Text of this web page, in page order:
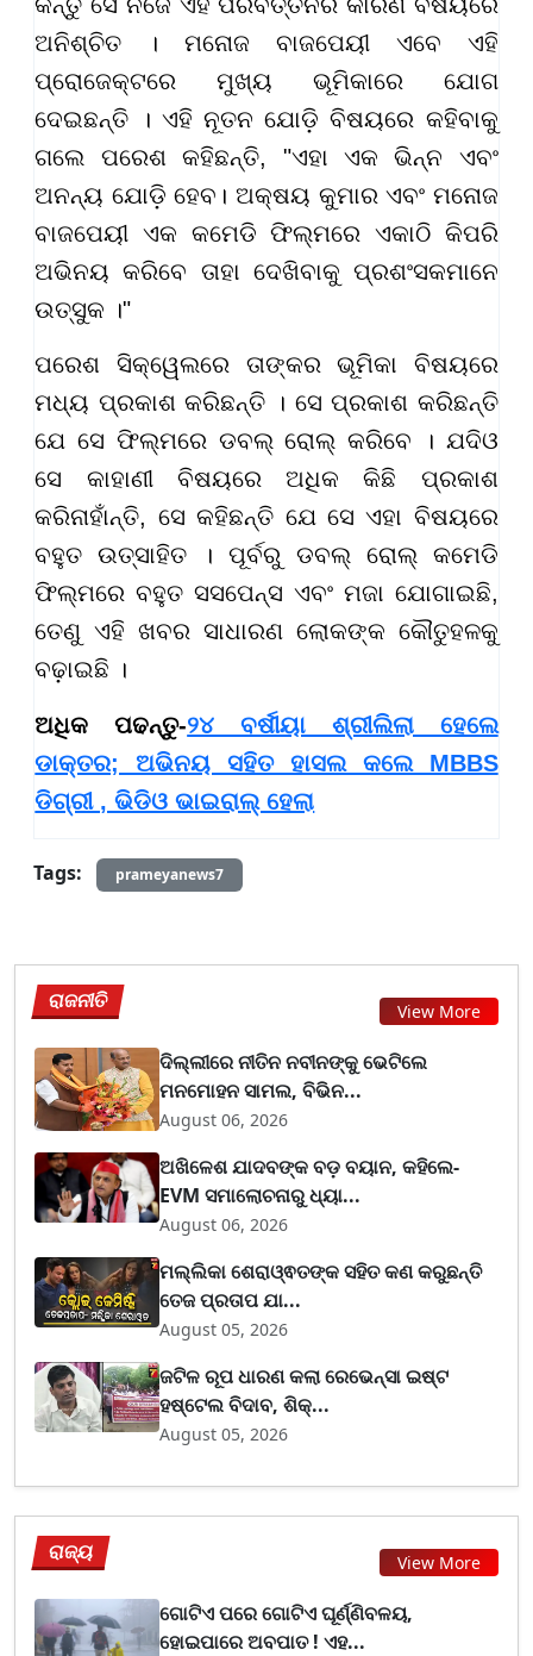
ଅନିଶ୍ଚିତ । ମନୋଜ ବାଜପେୟୀ ଏବେ ଏହି
ପ୍ରୋଜେକ୍ଟରେ ମୁଖ୍ୟ ଭୂମିକାରେ ଯୋଗ
ଦେଇଛନ୍ତି । ଏହି ନୂତନ ଯୋଡ଼ି ବିଷୟରେ କହିବାକୁ
ଗଲେ ପରେଶ କହିଛନ୍ତି, "ଏହା ଏକ ଭିନ୍ନ ଏବଂ
ଅନନ୍ୟ ଯୋଡ଼ି ହେବ। ଅକ୍ଷୟ କୁମାର ଏବଂ ମନୋଜ
ବାଜପେୟୀ ଏକ କମେଡି ଫିଲ୍ମରେ ଏକାଠି କିପରି
ଅଭିନୟ କରିବେ ତାହା ଦେଖିବାକୁ ପ୍ରଶଂସକମାନେ
ଉତ୍ସୁକ ।"
ପରେଶ ସିକ୍ୱେଲରେ ତାଙ୍କର ଭୂମିକା ବିଷୟରେ
ମଧ୍ୟ ପ୍ରକାଶ କରିଛନ୍ତି । ସେ ପ୍ରକାଶ କରିଛନ୍ତି
ଯେ ସେ ଫିଲ୍ମରେ ଡବଲ୍ ରୋଲ୍ କରିବେ । ଯଦିଓ
ସେ କାହାଣୀ ବିଷୟରେ ଅଧିକ କିଛି ପ୍ରକାଶ
କରିନାହାଁନ୍ତି, ସେ କହିଛନ୍ତି ଯେ ସେ ଏହା ବିଷୟରେ
ବହୁତ ଉତ୍ସାହିତ । ପୂର୍ବରୁ ଡବଲ୍ ରୋଲ୍ କମେଡି
ଫିଲ୍ମରେ ବହୁତ ସସପେନ୍ସ ଏବଂ ମଜା ଯୋଗାଇଛି,
ତେଣୁ ଏହି ଖବର ସାଧାରଣ ଲୋକଙ୍କ କୌତୁହଳକୁ
ବଢ଼ାଇଛି ।
ଅଧିକ ପଢନ୍ତୁ-୨୪ ବର୍ଷୀୟା ଶ୍ରୀଲିଲା ହେଲେ
ଡାକ୍ତର; ଅଭିନୟ ସହିତ ହାସଲ କଲେ MBBS
ଡିଗ୍ରୀ , ଭିଡିଓ ଭାଇରାଲ୍ ହେଲା
Tags: prameyanews7
ରାଜନୀତି View More
ଦିଲ୍ଲୀରେ ନୀତିନ ନବୀନଙ୍କୁ ଭେଟିଲେ
ମନମୋହନ ସାମଲ, ବିଭିନ...
August 06, 2026
ଅଖିଳେଶ ଯାଦବଙ୍କ ବଡ଼ ବୟାନ, କହିଲେ-
EVM ସମାଲୋଚନାରୁ ଧ୍ୟା...
August 06, 2026
ମଲ୍ଲିକା ଶେରାଓ୍ଵତଙ୍କ ସହିତ କଣ କରୁଛନ୍ତି
ତେଜ ପ୍ରତାପ ଯା...
August 05, 2026
ଜଟିଳ ରୂପ ଧାରଣ କଲା ରେଭେନ୍ସା ଇଷ୍ଟ
ହଷ୍ଟେଲ ବିଦାବ, ଶିକ୍...
August 05, 2026
ରାଜ୍ୟ View More
ଗୋଟିଏ ପରେ ଗୋଟିଏ ଘୂର୍ଣ୍ଣିବଳୟ,
ହୋଇପାରେ ଅବପାତ ! ଏହ...